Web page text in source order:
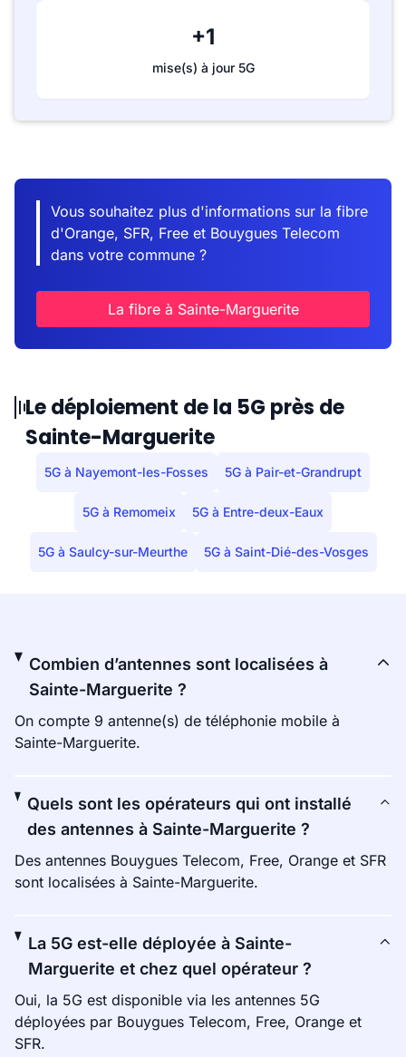
+1
mise(s) à jour 5G
Vous souhaitez plus d'informations sur la fibre
d'Orange, SFR, Free et Bouygues Telecom
dans votre commune ?
La fibre à Sainte-Marguerite
Le déploiement de la 5G près de
Sainte-Marguerite
5G à Nayemont-les-Fosses 5G à Pair-et-Grandrupt
5G à Remomeix 5G à Entre-deux-Eaux
5G à Saulcy-sur-Meurthe 5G à Saint-Dié-des-Vosges
Combien d’antennes sont localisées à
Sainte-Marguerite ?
On compte 9 antenne(s) de téléphonie mobile à
Sainte-Marguerite.
Quels sont les opérateurs qui ont installé
des antennes à Sainte-Marguerite ?
Des antennes Bouygues Telecom, Free, Orange et SFR
sont localisées à Sainte-Marguerite.
La 5G est-elle déployée à Sainte-
Marguerite et chez quel opérateur ?
Oui, la 5G est disponible via les antennes 5G
déployées par Bouygues Telecom, Free, Orange et
SFR.